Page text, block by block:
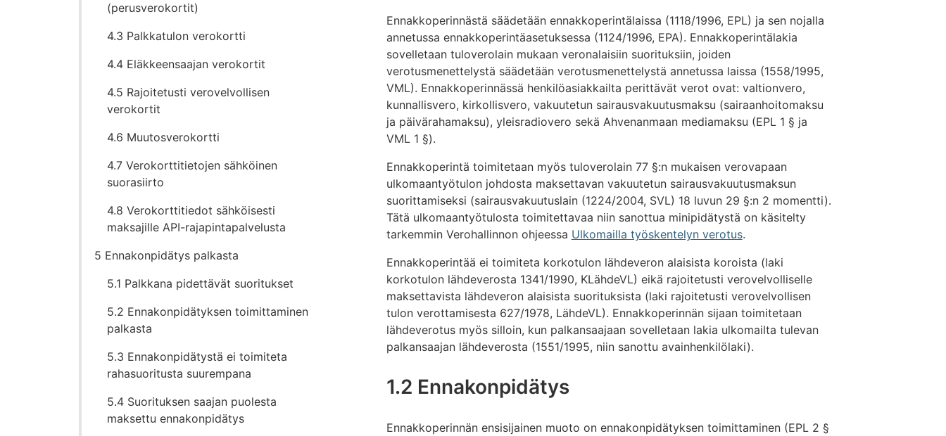
(perusverokortit)
4.3 Palkkatulon verokortti
4.4 Eläkkeensaajan verokortit
4.5 Rajoitetusti verovelvollisen
verokortit
4.6 Muutosverokortti
4.7 Verokorttitietojen sähköinen
suorasiirto
4.8 Verokorttitiedot sähköisesti
maksajille API-rajapintapalvelusta
5 Ennakonpidätys palkasta
5.1 Palkkana pidettävät suoritukset
5.2 Ennakonpidätyksen toimittaminen
palkasta
5.3 Ennakonpidätystä ei toimiteta
rahasuoritusta suurempana
5.4 Suorituksen saajan puolesta
maksettu ennakonpidätys
Ennakkoperinnästä säädetään ennakkoperintälaissa (1118/1996, EPL) ja sen nojalla
annetussa ennakkoperintäasetuksessa (1124/1996, EPA). Ennakkoperintälakia
sovelletaan tuloverolain mukaan veronalaisiin suorituksiin, joiden
verotusmenettelystä säädetään verotusmenettelystä annetussa laissa (1558/1995,
VML). Ennakkoperinnässä henkilöasiakkailta perittävät verot ovat: valtionvero,
kunnallisvero, kirkollisvero, vakuutetun sairausvakuutusmaksu (sairaanhoitomaksu
ja päivärahamaksu), yleisradiovero sekä Ahvenanmaan mediamaksu (EPL 1 § ja
VML 1 §).
Ennakkoperintä toimitetaan myös tuloverolain 77 §:n mukaisen verovapaan
ulkomaantyötulon johdosta maksettavan vakuutetun sairausvakuutusmaksun
suorittamiseksi (sairausvakuutuslain (1224/2004, SVL) 18 luvun 29 §:n 2 momentti).
Tätä ulkomaantyötulosta toimitettavaa niin sanottua minipidätystä on käsitelty
tarkemmin Verohallinnon ohjeessa Ulkomailla työskentelyn verotus.
Ennakkoperintää ei toimiteta korkotulon lähdeveron alaisista koroista (laki
korkotulon lähdeverosta 1341/1990, KLähdeVL) eikä rajoitetusti verovelvolliselle
maksettavista lähdeveron alaisista suorituksista (laki rajoitetusti verovelvollisen
tulon verottamisesta 627/1978, LähdeVL). Ennakkoperinnän sijaan toimitetaan
lähdeverotus myös silloin, kun palkansaajaan sovelletaan lakia ulkomailta tulevan
palkansaajan lähdeverosta (1551/1995, niin sanottu avainhenkilölaki).
1.2 Ennakonpidätys
Ennakkoperinnän ensisijainen muoto on ennakonpidätyksen toimittaminen (EPL 2 §